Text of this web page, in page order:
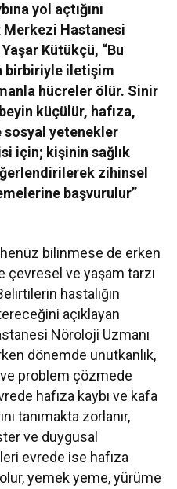
yol açtığını
Merkezi Hastanesi
Kütükçü, “Bu
birbiriyle iletişim
hücreler ölür. Sinir
küçülür, hafıza,
sosyal yetenekler
için; kişinin sağlık
zihinsel
başvurulur”
bilinmese de erken
çevresel ve yaşam tarzı
hastalığın
açıklayan
Nöroloji Uzmanı
dönemde unutkanlık,
problem çözmede
hafıza kaybı ve kafa
tanımakta zorlanır,
ve duygusal
evrede ise hafıza
yemek yeme, yürüme